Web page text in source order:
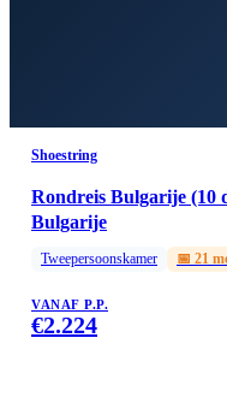
Shoestring
Rondreis Bulgarije (10
Bulgarije
Tweepersoonskamer 📅 21
VANAF P.P.
€2.224